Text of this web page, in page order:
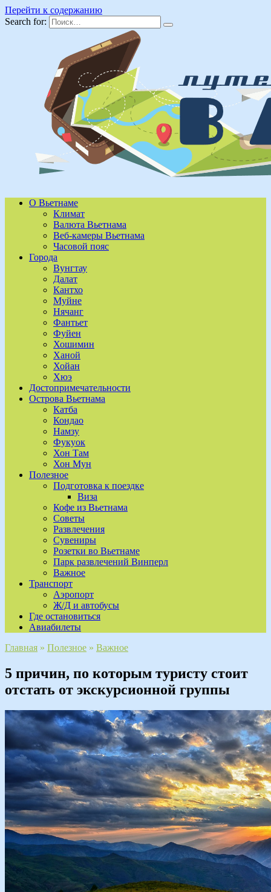
Перейти к содержанию
Search for:
О Вьетнаме
Климат
Валюта Вьетнама
Веб-камеры Вьетнама
Часовой пояс
Города
Вунгтау
Далат
Кантхо
Муйне
Нячанг
Фантьет
Фуйен
Хошимин
Ханой
Хойан
Хюэ
Достопримечательности
Острова Вьетнама
Катба
Кондао
Намзу
Фукуок
Хон Там
Хон Мун
Полезное
Подготовка к поездке
Виза
Кофе из Вьетнама
Советы
Развлечения
Сувениры
Розетки во Вьетнаме
Парк развлечений Винперл
Важное
Транспорт
Аэропорт
Ж/Д и автобусы
Где остановиться
Авиабилеты
Главная » Полезное » Важное
5 причин, по которым туристу стоит
отстать от экскурсионной группы